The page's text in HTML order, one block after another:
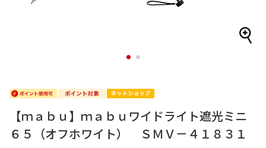
1 2
【ｍａｂｕ】ｍａｂｕワイドライト遮光ミニ
６５（オフホワイト） ＳＭＶ－４１８３１